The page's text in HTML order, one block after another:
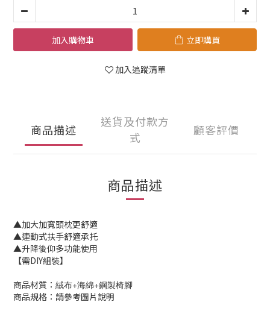
加入購物車 立即購買
加入追蹤清單
商品描述
送貨及付款方
式
顧客評價
商品描述
▲加大加寬頭枕更舒適
▲連動式扶手舒適承托
▲升降後仰多功能使用
【需DIY組裝】
商品材質： 絨布+海綿+鋼製椅腳
商品規格：請參考圖片說明